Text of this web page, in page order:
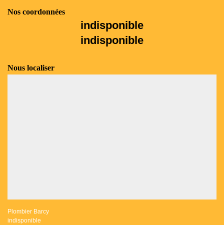
Nos coordonnées
indisponible
indisponible
Nous localiser
Plombier Barcy
indisponible